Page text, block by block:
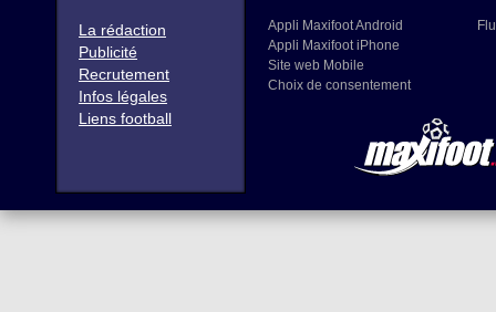
La rédaction
Publicité
Recrutement
Infos légales
Liens football
Appli Maxifoot Android
Appli Maxifoot iPhone
Site web Mobile
Choix de consentement